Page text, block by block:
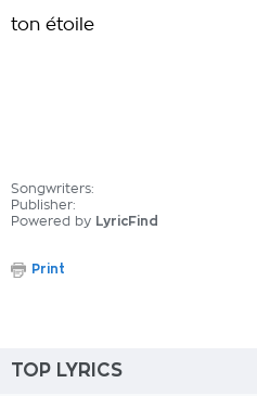
ton étoile
Songwriters:
Publisher:
Powered by LyricFind
Print
TOP LYRICS